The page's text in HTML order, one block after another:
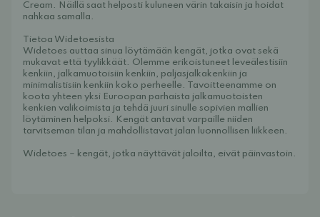
Cream . Näillä saat helposti kuluneen värin takaisin ja hoidat
nahkaa samalla.
Tietoa Widetoesista
Widetoes auttaa sinua löytämään kengät, jotka ovat sekä
mukavat että tyylikkäät. Olemme erikoistuneet leveälestisiin
kenkiin, jalkamuotoisiin kenkiin, paljasjalkakenkiin ja
minimalistisiin kenkiin koko perheelle. Tavoitteenamme on
koota yhteen yksi Euroopan parhaista jalkamuotoisten
kenkien valikoimista ja tehdä juuri sinulle sopivien mallien
löytäminen helpoksi. Kengät antavat varpaille niiden
tarvitseman tilan ja mahdollistavat jalan luonnollisen liikkeen.
Widetoes – kengät, jotka näyttävät jaloilta, eivät päinvastoin.